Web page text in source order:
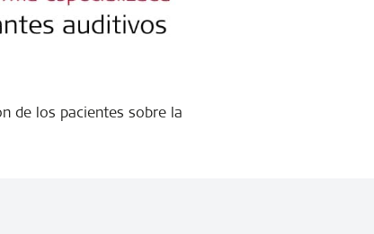
de los pacientes sobre la